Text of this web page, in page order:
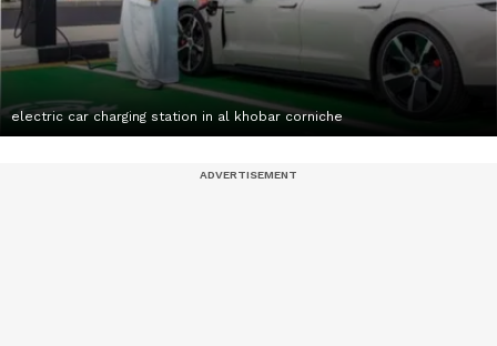
electric car charging station in al khobar corniche